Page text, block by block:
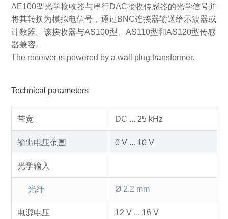
AE100型光学接收器与串行DAC接收传感器的光学信号并
将其转换为模拟电信号，通过BNC连接器输送给示波器或
计数器。该接收器与AS100型、AS110型和AS120型传感
器兼容。
The receiver is powered by a wall plug transformer.
Technical parameters
带宽 DC ... 25 kHz
输出电压范围 0 V ... 10 V
光学输入
光纤 Ø 2.2 mm
电源电压 12 V ... 16 V